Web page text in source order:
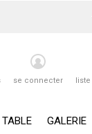
GALERIE
se connecter